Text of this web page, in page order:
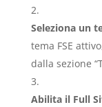
Seleziona un
tema FSE
dalla sezione
Abilita il Full